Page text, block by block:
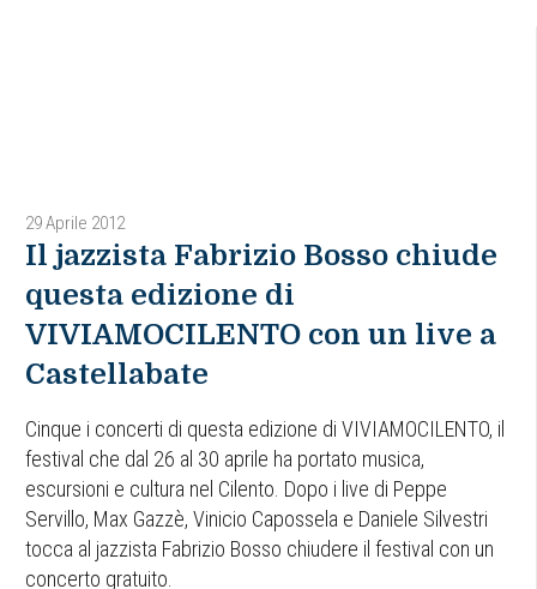
29 Aprile 2012
Il jazzista Fabrizio Bosso chiude
questa edizione di
VIVIAMOCILENTO con un live a
Castellabate
Cinque i concerti di questa edizione di VIVIAMOCILENTO, il
festival che dal 26 al 30 aprile ha portato musica,
escursioni e cultura nel Cilento. Dopo i live di Peppe
Servillo, Max Gazzè, Vinicio Capossela e Daniele Silvestri
tocca al jazzista Fabrizio Bosso chiudere il festival con un
concerto gratuito.